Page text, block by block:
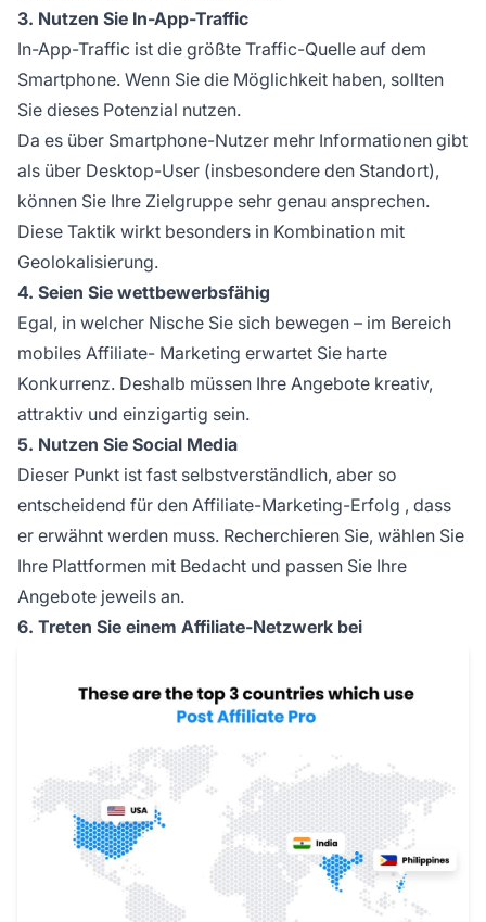
3. Nutzen Sie In-App-Traffic
In-App-Traffic ist die größte Traffic-Quelle auf dem
Smartphone. Wenn Sie die Möglichkeit haben, sollten
Sie dieses Potenzial nutzen.
Da es über Smartphone-Nutzer mehr Informationen gibt
als über Desktop-User (insbesondere den Standort),
können Sie Ihre Zielgruppe sehr genau ansprechen.
Diese Taktik wirkt besonders in Kombination mit
Geolokalisierung.
4. Seien Sie wettbewerbsfähig
Egal, in welcher Nische Sie sich bewegen – im Bereich
mobiles Affiliate- Marketing erwartet Sie harte
Konkurrenz. Deshalb müssen Ihre Angebote kreativ,
attraktiv und einzigartig sein.
5. Nutzen Sie Social Media
Dieser Punkt ist fast selbstverständlich, aber so
entscheidend für den Affiliate-Marketing-Erfolg , dass
er erwähnt werden muss. Recherchieren Sie, wählen Sie
Ihre Plattformen mit Bedacht und passen Sie Ihre
Angebote jeweils an.
6. Treten Sie einem Affiliate-Netzwerk bei